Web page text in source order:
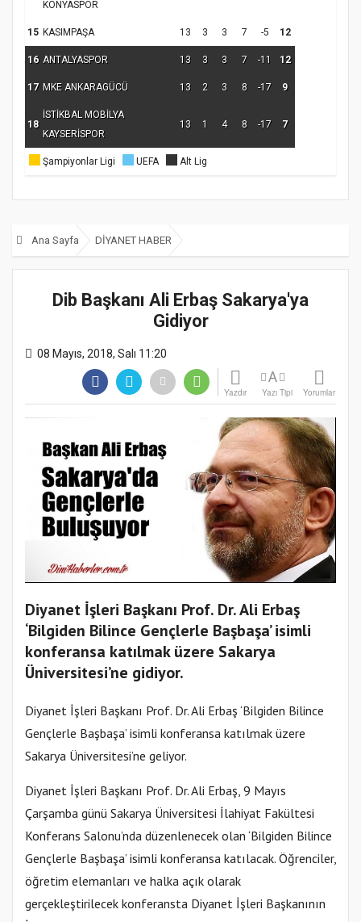
KONYASPOR
15 KASIMPAŞA 13 3 3 7 -5 12
16 ANTALYASPOR 13 3 3 7 -11 12
17 MKE ANKARAGÜCÜ 13 2 3 8 -17 9
18
İSTİKBAL MOBİLYA
KAYSERİSPOR
13 1 4 8 -17 7
Şampiyonlar Ligi UEFA Alt Lig
Ana Sayfa DİYANET HABER
Dib Başkanı Ali Erbaş Sakarya'ya
Gidiyor
08 Mayıs, 2018, Salı 11:20
Yazdır
A
Yazı Tipi Yorumlar
Diyanet İşleri Başkanı Prof. Dr. Ali Erbaş
‘Bilgiden Bilince Gençlerle Başbaşa’ isimli
konferansa katılmak üzere Sakarya
Üniversitesi’ne gidiyor.
Diyanet İşleri Başkanı Prof. Dr. Ali Erbaş ‘Bilgiden Bilince
Gençlerle Başbaşa’ isimli konferansa katılmak üzere
Sakarya Üniversitesi’ne geliyor.
Diyanet İşleri Başkanı Prof. Dr. Ali Erbaş, 9 Mayıs
Çarşamba günü Sakarya Üniversitesi İlahiyat Fakültesi
Konferans Salonu’nda düzenlenecek olan ‘Bilgiden Bilince
Gençlerle Başbaşa’ isimli konferansa katılacak. Öğrenciler,
öğretim elemanları ve halka açık olarak
gerçekleştirilecek konferansta Diyanet İşleri Başkanının